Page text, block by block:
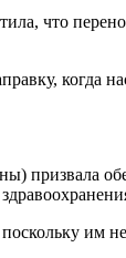
что
призвала
им